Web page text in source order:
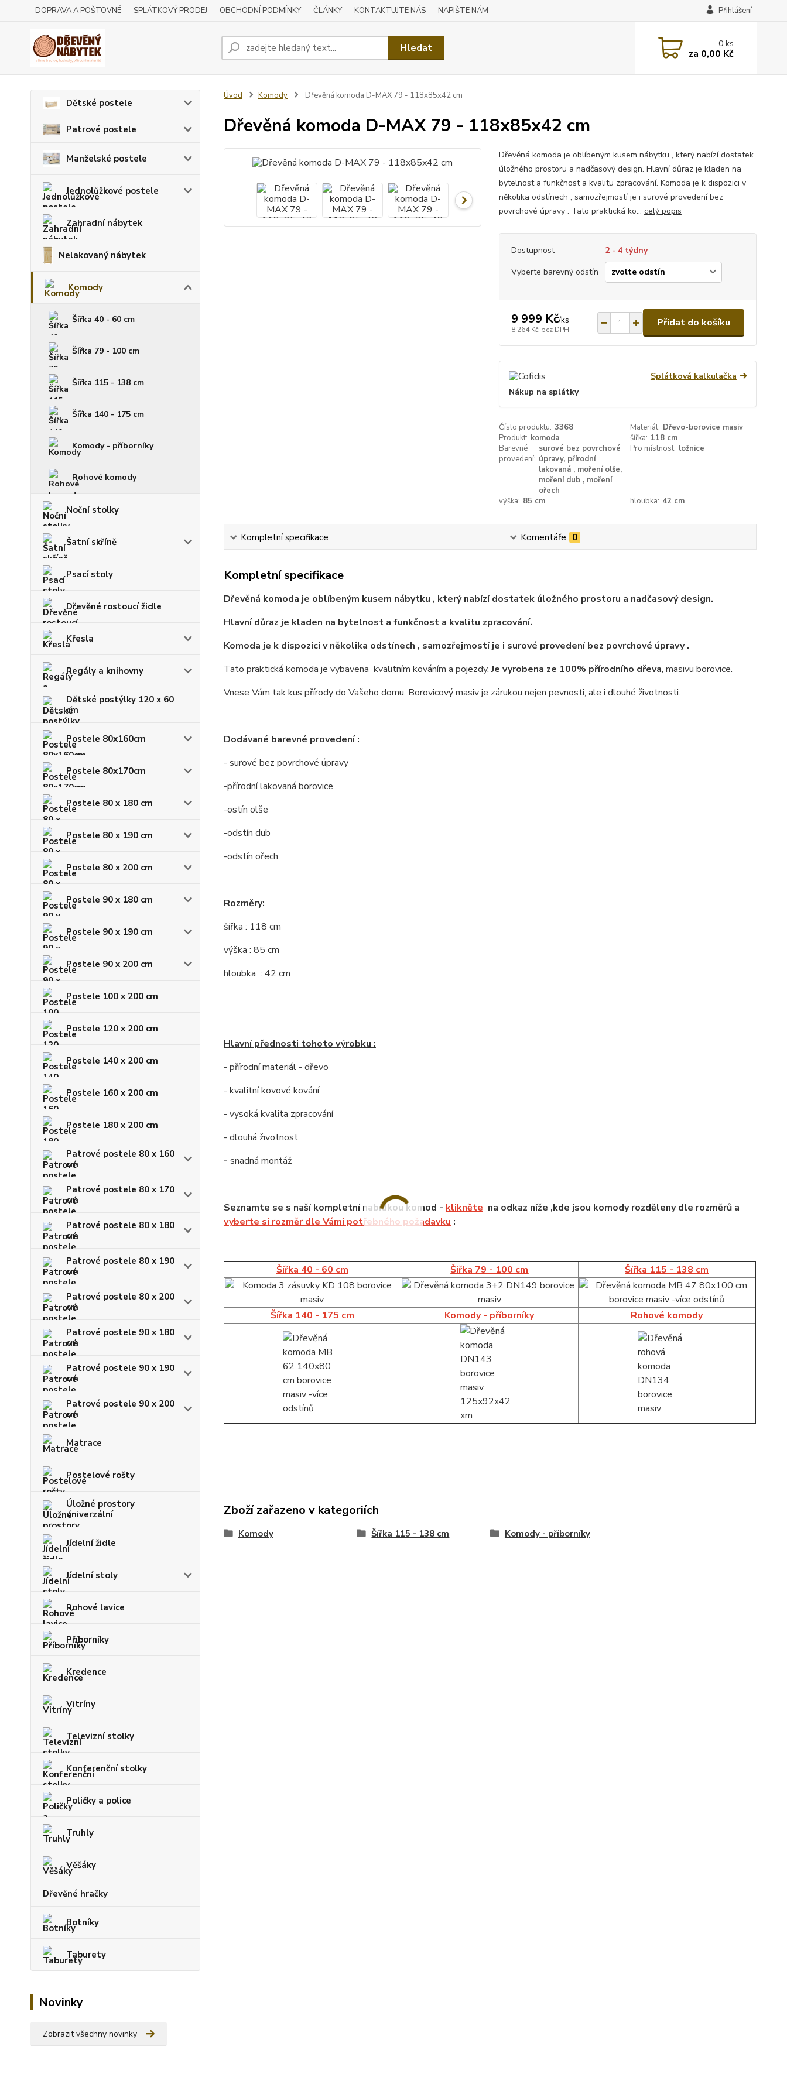
DOPRAVA A POŠTOVNÉ SPLÁTKOVÝ PRODEJ OBCHODNÍ PODMÍNKY ČLÁNKY KONTAKTUJTE NÁS NAPIŠTE NÁM Přihlášení
Hledat 0ks
za 0,00 Kč
Dětské postele
Patrové postele
Manželské postele
Jednolůžkové postele
Zahradní nábytek
Nelakovaný nábytek
Komody
Šířka 40 - 60 cm
Šířka 79 - 100 cm
Šířka 115 - 138 cm
Šířka 140 - 175 cm
Komody - příborníky
Rohové komody
Noční stolky
Šatní skříně
Psací stoly
Dřevěné rostoucí židle
Křesla
Regály a knihovny
Dětské postýlky 120 x 60
cm
Postele 80x160cm
Postele 80x170cm
Postele 80 x 180 cm
Postele 80 x 190 cm
Postele 80 x 200 cm
Postele 90 x 180 cm
Postele 90 x 190 cm
Postele 90 x 200 cm
Postele 100 x 200 cm
Postele 120 x 200 cm
Postele 140 x 200 cm
Postele 160 x 200 cm
Postele 180 x 200 cm
Patrové postele 80 x 160
cm
Patrové postele 80 x 170
cm
Patrové postele 80 x 180
cm
Patrové postele 80 x 190
cm
Patrové postele 80 x 200
cm
Patrové postele 90 x 180
cm
Patrové postele 90 x 190
cm
Patrové postele 90 x 200
cm
Matrace
Postelové rošty
Úložné prostory
univerzální
Jídelní židle
Jídelní stoly
Rohové lavice
Příborníky
Kredence
Vitríny
Televizní stolky
Konferenční stolky
Poličky a police
Truhly
Věšáky
Dřevěné hračky
Botníky
Taburety
Novinky
Zobrazit všechny novinky
Úvod Komody Dřevěná komoda D-MAX 79 - 118x85x42 cm
Dřevěná komoda D-MAX 79 - 118x85x42 cm
Dřevěná komoda je oblíbeným kusem nábytku , který nabízí dostatek
úložného prostoru a nadčasový design. Hlavní důraz je kladen na
bytelnost a funkčnost a kvalitu zpracování. Komoda je k dispozici v
několika odstínech , samozřejmostí je i surové provedení bez
povrchové úpravy . Tato praktická ko... celý popis
Dostupnost
2 - 4 týdny
Vyberte barevný odstín
9 999 Kč/ks
8 264 Kč bez DPH
Přidat do košíku
Splátková kalkulačka
Nákup na splátky
Číslo produktu: 3368 Materiál: Dřevo-borovice masiv
Produkt: komoda šířka: 118 cm
Barevné
provedení:
surové bez povrchové
úpravy, přírodní
lakovaná , moření olše,
moření dub , moření
ořech
Pro místnost: ložnice
výška: 85 cm hloubka: 42 cm
Kompletní specifikace Komentáře 0
Kompletní specifikace
Dřevěná komoda je oblíbeným kusem nábytku , který nabízí dostatek úložného prostoru a nadčasový design.
Hlavní důraz je kladen na bytelnost a funkčnost a kvalitu zpracování.
Komoda je k dispozici v několika odstínech , samozřejmostí je i surové provedení bez povrchové úpravy .
Tato praktická komoda je vybavena kvalitním kováním a pojezdy.Je vyrobena ze 100% přírodního dřeva, masivu borovice.
Vnese Vám tak kus přírody do Vašeho domu. Borovicový masiv je zárukou nejen pevnosti, ale i dlouhé životnosti.
Dodávané barevné provedení :
- surové bez povrchové úpravy
-přírodní lakovaná borovice
-ostín olše
-odstín dub
-odstín ořech
Rozměry:
šířka : 118 cm
výška : 85 cm
hloubka : 42 cm
Hlavní přednosti tohoto výrobku :
- přírodní materiál - dřevo
- kvalitní kovové kování
- vysoká kvalita zpracování
- dlouhá životnost
- snadná montáž
Seznamte se s naší kompletní nabídkou komod - klikněte na odkaz níže ,kde jsou komody rozděleny dle rozměrů a
vyberte si rozměr dle Vámi potřebného požadavku :
Šířka 40 - 60 cm Šířka 79 - 100 cm Šířka 115 - 138 cm
Šířka 140 - 175 cm Komody - příborníky Rohové komody
Zboží zařazeno v kategoriích
Komody Šířka 115 - 138 cm Komody - příborníky